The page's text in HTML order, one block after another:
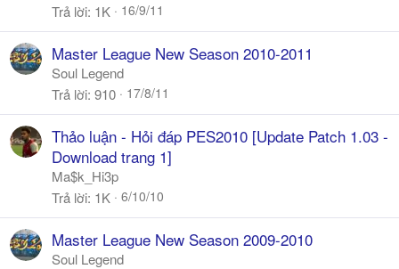
Trả lời 1K 16/9/11
Master League New Season 2010-2011
Soul Legend
Trả lời 910 17/8/11
Thảo luận - Hỏi đáp PES2010 [Update Patch 1.03 -
Download trang 1]
Ma$k_Hi3p
Trả lời 1K 6/10/10
Master League New Season 2009-2010
Soul Legend